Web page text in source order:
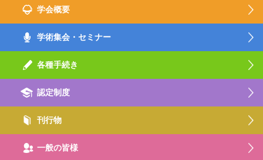
学会概要
学術集会・セミナー
各種手続き
認定制度
刊行物
一般の皆様